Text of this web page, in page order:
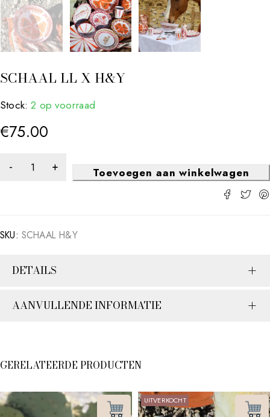
SCHAAL LL X H&Y
Stock: 2 op voorraad
€75.00
Toevoegen aan winkelwagen
SKU: SCHAAL H&Y
DETAILS
AANVULLENDE INFORMATIE
GERELATEERDE PRODUCTEN
UITVERKOCHT